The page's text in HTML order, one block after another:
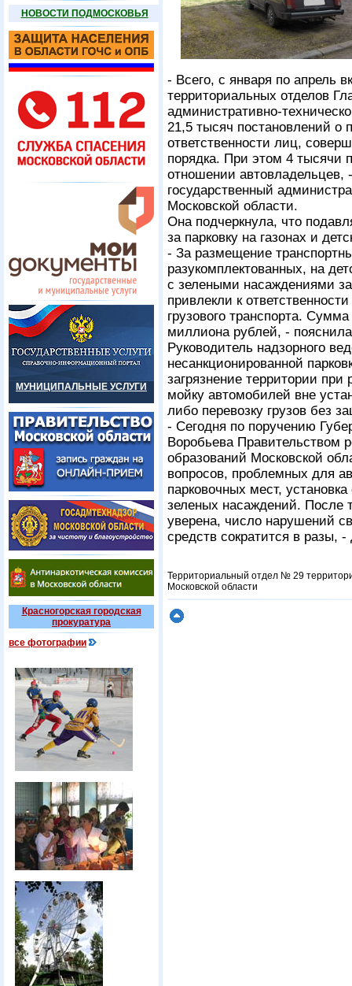
НОВОСТИ ПОДМОСКОВЬЯ
МУНИЦИПАЛЬНЫЕ УСЛУГИ
Красногорская городская
прокуратура
все фотографии
- Всего, с января по апрель
территориальных отделов
административно-
21,5 тысяч постановлений о
ответственности лиц,
порядка. При этом 4 тысячи
отношении автовладельцев,
государственный
Московской области.
Она подчеркнула, что
за парковку на газонах и
- За размещение
разукомплектованных, на
с зелеными насаждениями
привлекли к
грузового транспорта.
миллиона рублей, -
Руководитель надзорного
несанкционированной
загрязнение территории
мойку автомобилей вне
либо перевозку грузов без
- Сегодня по поручению
Воробьева Правительством
образований Московской
вопросов, проблемных для
парковочных мест,
зеленых насаждений. После
уверена, число нарушений
средств сократится в разы,
Территориальный отдел № 29
Московской области